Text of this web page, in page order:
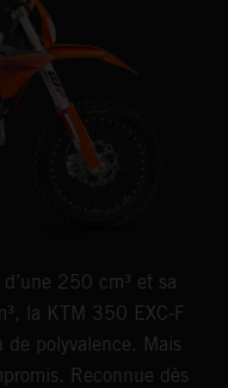
250 cm³ et sa
la KTM 350 EXC-F
de polyvalence. Mais
Reconnue dès